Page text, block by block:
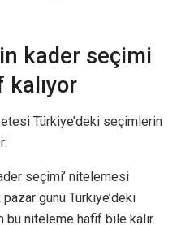
kader seçimi
Türkiye’deki seçimlerin
seçimi’ nitelemesi
günü Türkiye’deki
bu niteleme hafif bile kalır.